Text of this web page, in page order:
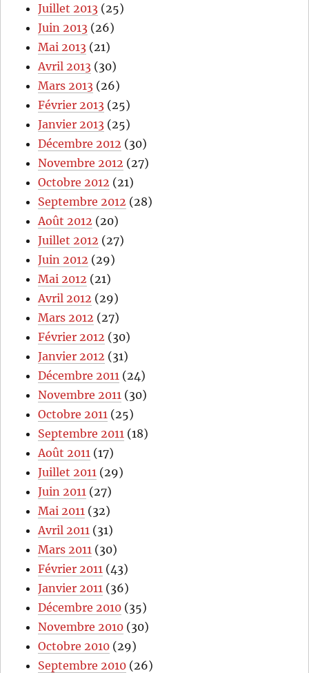
Juillet 2013 (25)
Juin 2013 (26)
Mai 2013 (21)
Avril 2013 (30)
Mars 2013 (26)
Février 2013 (25)
Janvier 2013 (25)
Décembre 2012 (30)
Novembre 2012 (27)
Octobre 2012 (21)
Septembre 2012 (28)
Août 2012 (20)
Juillet 2012 (27)
Juin 2012 (29)
Mai 2012 (21)
Avril 2012 (29)
Mars 2012 (27)
Février 2012 (30)
Janvier 2012 (31)
Décembre 2011 (24)
Novembre 2011 (30)
Octobre 2011 (25)
Septembre 2011 (18)
Août 2011 (17)
Juillet 2011 (29)
Juin 2011 (27)
Mai 2011 (32)
Avril 2011 (31)
Mars 2011 (30)
Février 2011 (43)
Janvier 2011 (36)
Décembre 2010 (35)
Novembre 2010 (30)
Octobre 2010 (29)
Septembre 2010 (26)